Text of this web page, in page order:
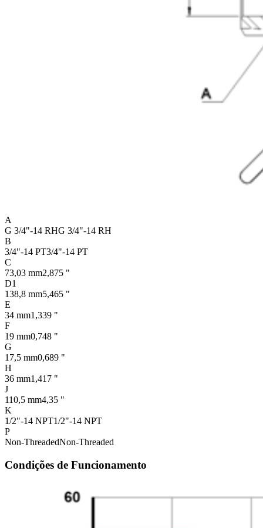
A
G 3/4"-14 RHG 3/4"-14 RH
B
3/4"-14 PT3/4"-14 PT
C
73,03 mm2,875 "
D1
138,8 mm5,465 "
E
34 mm1,339 "
F
19 mm0,748 "
G
17,5 mm0,689 "
H
36 mm1,417 "
J
110,5 mm4,35 "
K
1/2"-14 NPT1/2"-14 NPT
P
Non-ThreadedNon-Threaded
Condições de Funcionamento